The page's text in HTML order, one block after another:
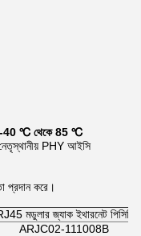
-40 ℃ থেকে 85 ℃
নেতৃস্থানীয় PHY আইসি
প্রদান করে।
জ্যাক ইথারনেট পিসিবি 8
ARJC02-111008B